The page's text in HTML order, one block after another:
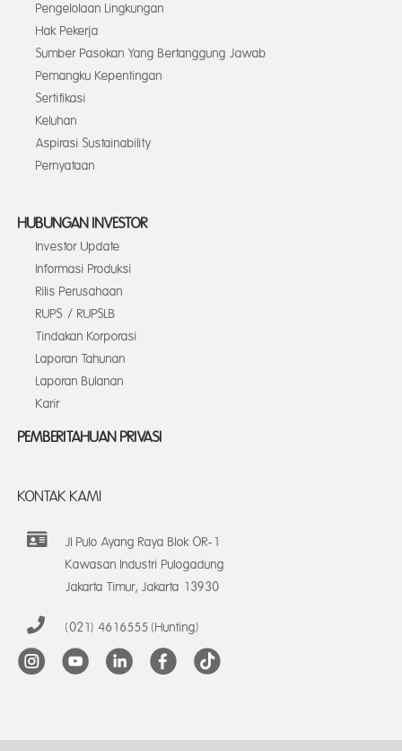
Pengelolaan Lingkungan
Hak Pekerja
Sumber Pasokan Yang Bertanggung Jawab
Pemangku Kepentingan
Sertifikasi
Keluhan
Aspirasi Sustainability
Pernyataan
HUBUNGAN INVESTOR
Investor Update
Informasi Produksi
Rilis Perusahaan
RUPS / RUPSLB
Tindakan Korporasi
Laporan Tahunan
Laporan Bulanan
Karir
PEMBERITAHUAN PRIVASI
KONTAK KAMI
Jl Pulo Ayang Raya Blok OR-1
Kawasan Industri Pulogadung
Jakarta Timur, Jakarta 13930
(021) 4616555 (Hunting)